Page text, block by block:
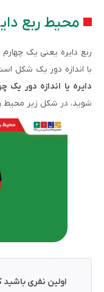
محیط ربع
ربع دایره یعنی یک
با اندازه دور یک شکل
دایره یا اندازه دور یک
شوید، در شکل زیر محیط
اولین نفری باشید